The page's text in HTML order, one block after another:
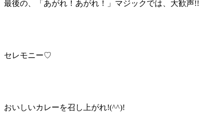
最後の、「あがれ！あがれ！」マジックでは、大歓声!!
セレモニー♡
おいしいカレーを召し上がれ!(^^)!